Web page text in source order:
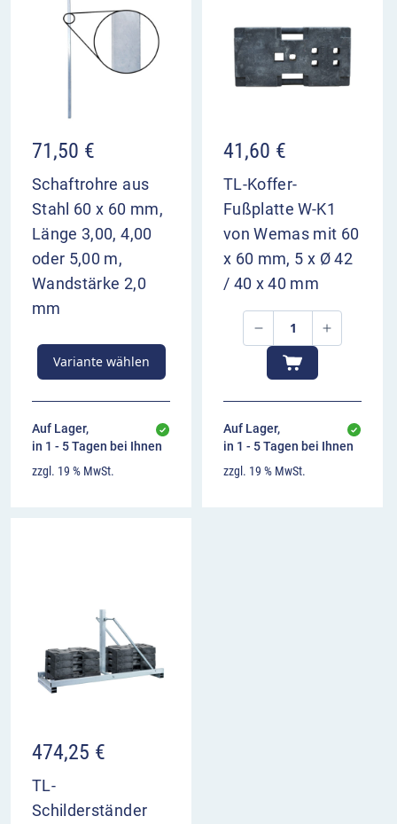
Vorbereitung zu geben.
VZ 511-27 im Überblick
kündigt die Verschwenkung aller drei
weitergeführt
Aufstellung 200 m und 400 m vor Bezugspunkt
71,50 €
Schaftrohre aus
Stahl 60 x 60 mm,
Länge 3,00, 4,00
oder 5,00 m,
Wandstärke 2,0
mm
Variante wählen
Auf Lager,
in 1 - 5 Tagen bei Ihnen
zzgl. 19 % MwSt.
41,60 €
TL-Koffer-
Fußplatte W-K1
von Wemas mit 60
x 60 mm, 5 x Ø 42
/ 40 x 40 mm
Auf Lager,
in 1 - 5 Tagen bei Ihnen
zzgl. 19 % MwSt.
474,25 €
TL-
Schilderständer